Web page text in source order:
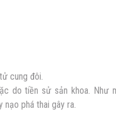
cung đôi.
do tiền sử sản khoa. Như
phá thai gây ra.